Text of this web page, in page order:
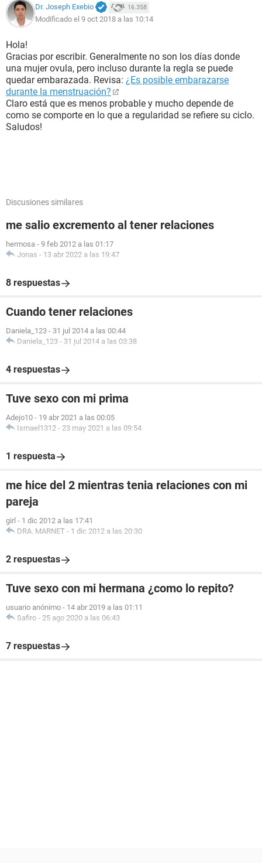
Dr. Joseph Exebio 16.358
Modificado el 9 oct 2018 a las 10:14
Hola!
Gracias por escribir. Generalmente no son los días donde
una mujer ovula, pero incluso durante la regla se puede
quedar embarazada. Revisa: ¿Es posible embarazarse
durante la menstruación?
Claro está que es menos probable y mucho depende de
como se comporte en lo que a regularidad se refiere su ciclo.
Saludos!
Discusiones similares
me salio excremento al tener relaciones
hermosa - 9 feb 2012 a las 01:17
Jonas - 13 abr 2022 a las 19:47
8 respuestas
Cuando tener relaciones
Daniela_123 - 31 jul 2014 a las 00:44
Daniela_123 - 31 jul 2014 a las 03:38
4 respuestas
Tuve sexo con mi prima
Adejo10 - 19 abr 2021 a las 00:05
Ismael1312 - 23 may 2021 a las 09:54
1 respuesta
me hice del 2 mientras tenia relaciones con mi
pareja
girl - 1 dic 2012 a las 17:41
DRA. MARNET - 1 dic 2012 a las 20:30
2 respuestas
Tuve sexo con mi hermana ¿como lo repito?
usuario anónimo - 14 abr 2019 a las 01:11
Safiro - 25 ago 2020 a las 06:43
7 respuestas